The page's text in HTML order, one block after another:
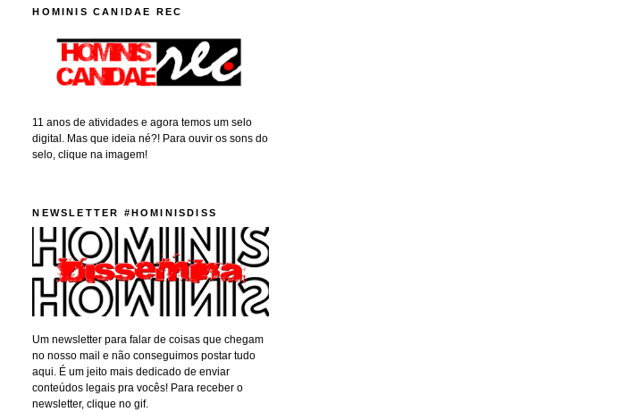
HOMINIS CANIDAE REC
11 anos de atividades e agora temos um selo
digital. Mas que ideia né?! Para ouvir os sons do
selo, clique na imagem!
NEWSLETTER #HOMINISDISS
Um newsletter para falar de coisas que chegam
no nosso mail e não conseguimos postar tudo
aqui. É um jeito mais dedicado de enviar
conteúdos legais pra vocês! Para receber o
newsletter, clique no gif.